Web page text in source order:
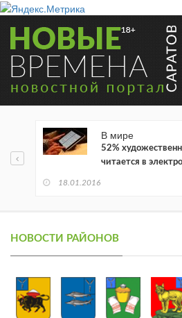
В мире
52%
читается в
18.01.2016
НОВОСТИ РАЙОНОВ